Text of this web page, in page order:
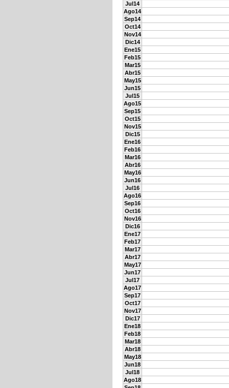
Jul14
Ago14
Sep14
Oct14
Nov14
Dic14
Ene15
Feb15
Mar15
Abr15
May15
Jun15
Jul15
Ago15
Sep15
Oct15
Nov15
Dic15
Ene16
Feb16
Mar16
Abr16
May16
Jun16
Jul16
Ago16
Sep16
Oct16
Nov16
Dic16
Ene17
Feb17
Mar17
Abr17
May17
Jun17
Jul17
Ago17
Sep17
Oct17
Nov17
Dic17
Ene18
Feb18
Mar18
Abr18
May18
Jun18
Jul18
Ago18